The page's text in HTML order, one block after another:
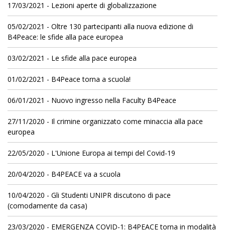
17/03/2021 - Lezioni aperte di globalizzazione
05/02/2021 - Oltre 130 partecipanti alla nuova edizione di
B4Peace: le sfide alla pace europea
03/02/2021 - Le sfide alla pace europea
01/02/2021 - B4Peace torna a scuola!
06/01/2021 - Nuovo ingresso nella Faculty B4Peace
27/11/2020 - Il crimine organizzato come minaccia alla pace
europea
22/05/2020 - L'Unione Europa ai tempi del Covid-19
20/04/2020 - B4PEACE va a scuola
10/04/2020 - Gli Studenti UNIPR discutono di pace
(comodamente da casa)
23/03/2020 - EMERGENZA COVID-1: B4PEACE torna in modalità